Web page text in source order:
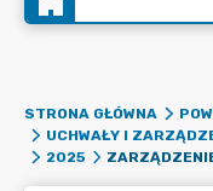
STRONA GŁÓWNA
UCHWAŁY I
2025